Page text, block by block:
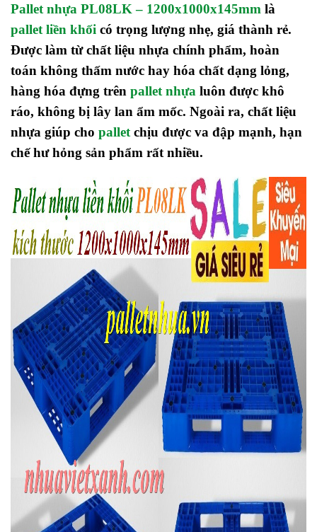
Pallet nhựa PL08LK – 1200x1000x145mm là
pallet liền khối có trọng lượng nhẹ, giá thành rẻ.
Được làm từ chất liệu nhựa chính phẩm, hoàn
toán không thấm nước hay hóa chất dạng lỏng,
hàng hóa đựng trên pallet nhựa luôn được khô
ráo, không bị lây lan ẩm mốc. Ngoài ra, chất liệu
nhựa giúp cho pallet chịu được va đập mạnh, hạn
chế hư hỏng sản phẩm rất nhiều.